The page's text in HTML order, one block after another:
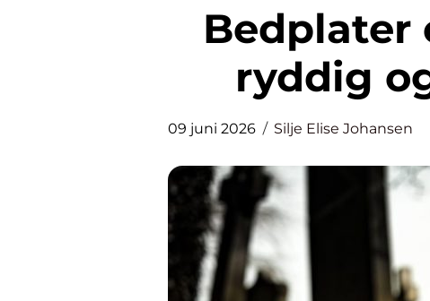
Bedplater en enkel vei til et
ryddig
09 juni 2026 Silje Elise Johansen